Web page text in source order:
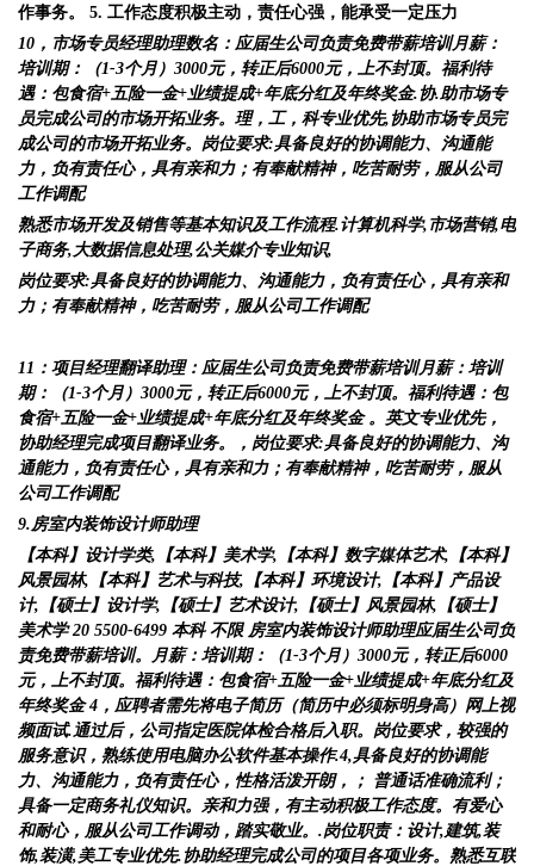
作事务。 5. 工作态度积极主动，责任心强，能承受一定压力
10， 市场专员经理助理数名： 应届生公司负责免费带薪培训月薪：
培训期：（1-3个月）3000元，转正后6000元，上不封顶。福利待
遇：包食宿+五险一金+业绩提成+年底分红及年终奖金.协.助市场专
员完成公司的市场开拓业务。理，工，科专业优先,协助市场专员完
成公司的市场开拓业务。岗位要求:具备良好的协调能力、沟通能
力，负有责任心，具有亲和力；有奉献精神，吃苦耐劳，服从公司
工作调配
熟悉市场开发及销售等基本知识及工作流程.计算机科学,市场营销,电
子商务,大数据信息处理,公关媒介专业知识,
岗位要求:具备良好的协调能力、沟通能力，负有责任心，具有亲和
力；有奉献精神，吃苦耐劳，服从公司工作调配
11： 项目经理翻译助理： 应届生公司负责免费带薪培训月薪：培训
期：（1-3个月）3000元，转正后6000元，上不封顶。福利待遇：包
食宿+五险一金+业绩提成+年底分红及年终奖金 。 英文专业优先，
协助经理完成项目翻译业务。， 岗位要求:具备良好的协调能力、沟
通能力，负有责任心，具有亲和力；有奉献精神，吃苦耐劳，服从
公司工作调配
9.房室内装饰设计师助理
【本科】设计学类,【本科】美术学,【本科】数字媒体艺术,【本科】
风景园林,【本科】艺术与科技,【本科】环境设计,【本科】产品设
计,【硕士】设计学,【硕士】艺术设计,【硕士】风景园林,【硕士】
美术学 20 5500-6499 本科 不限 房室内装饰设计师助理应届生公司负
责免费带薪培训。月薪：培训期：（1-3个月）3000元，转正后6000
元，上不封顶。福利待遇：包食宿+五险一金+业绩提成+年底分红及
年终奖金 4，应聘者需先将电子简历（简历中必须标明身高）网上视
频面试.通过后，公司指定医院体检合格后入职。岗位要求，较强的
服务意识，熟练使用电脑办公软件基本操作.4,具备良好的协调能
力、沟通能力，负有责任心，性格活泼开朗，； 普通话准确流利；
具备一定商务礼仪知识。亲和力强，有主动积极工作态度。有爱心
和耐心，服从公司工作调动，踏实敬业。.岗位职责：设计,建筑,装
饰,装潢,美工专业优先.协助经理完成公司的项目各项业务。熟悉互联